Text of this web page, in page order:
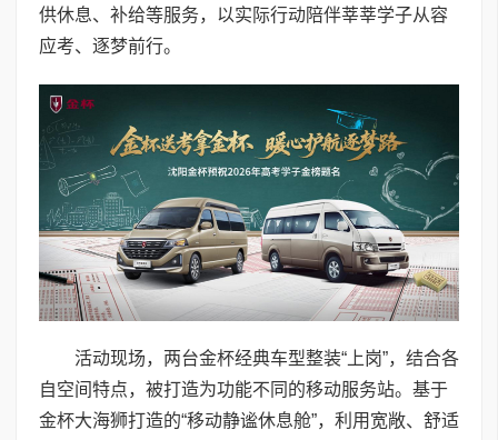
供休息、补给等服务，以实际行动陪伴莘莘学子从容
应考、逐梦前行。
活动现场，两台金杯经典车型整装“上岗”，结合各
自空间特点，被打造为功能不同的移动服务站。基于
金杯大海狮打造的“移动静谧休息舱”，利用宽敞、舒适